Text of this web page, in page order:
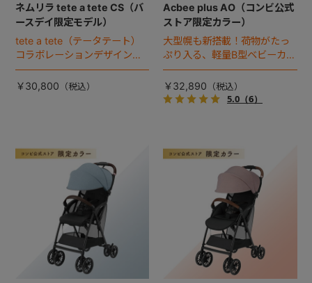
ネムリラ tete a tete CS（バ
ースデイ限定モデル）
tete a tete（テータテート）
コラボレーションデザインの
バースデイ限定モデル。
￥30,800
Acbee plus AO（コンビ公式
ストア限定カラー）
大型幌も新搭載！荷物がたっ
ぷり入る、軽量B型ベビーカー
のコンビ公式ストア限定カラ
ー（2023年モデル）。
￥32,890
5.0（6）